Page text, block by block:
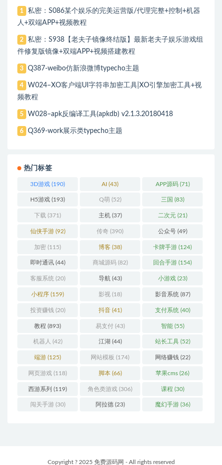
1
私密：S086某个娱乐的完美运营版/代理完整+控制+机器
人+双端APP+视频教程
2
私密：S938【老夫子镜像终结版】最新老夫子娱乐游戏组
件修复版镜像+双端APP+视频搭建教程
3 Q387-weibo仿新浪微博typecho主题
4
W024–XO客户端UI字符串加密工具|XO引擎加密工具+视
频教程
5 W028–apk反编译工具(apkdb) v2.1.3.20180418
6 Q369-work展示类typecho主题
热门标签
3D游戏 (190) AI (43) APP源码(71)
H5游戏 (193) Q萌 (52) 三国 (83)
下载 (371) 主机(37) 二次元(21)
仙侠手游(92) 传奇 (390) 公众号(49)
加密 (115) 博客(38) 卡牌手游 (124)
即时通讯(44) 商城源码(82) 回合手游 (154)
客服系统 (20) 导航(43) 小游戏(23)
小程序 (159) 影视(18) 影音系统 (87)
投资赚钱 (20) 抖音(41) 支付系统 (40)
教程 (893) 易支付(43) 智能(55)
机器人 (42) 江湖 (44) 站长工具(52)
端游 (125) 网站模板 (174) 网络赚钱(22)
网页游戏 (118) 脚本(66) 苹果cms (26)
西游系列 (119) 角色类游戏 (306) 课程 (30)
闯关手游(30) 阿拉德(23) 魔幻手游(36)
Copyright ? 2025 免费源码网 - All rights reserved